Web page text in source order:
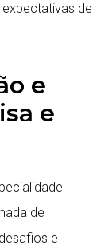
de
e
e
de
e